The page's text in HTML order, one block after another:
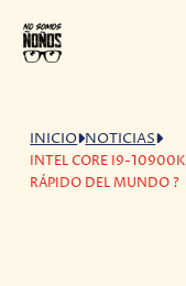
INICIO NOTICIAS
INTEL CORE I9-
RÁPIDO DEL MUNDO ?